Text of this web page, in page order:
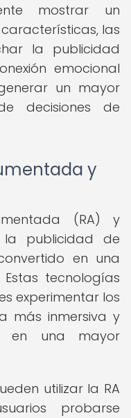
mostrar un
las
la publicidad
emocional
un mayor
decisiones de
y
(RA) y
publicidad de
en una
tecnologías
experimentar los
más inmersiva y
en una mayor
utilizar la RA
probarse